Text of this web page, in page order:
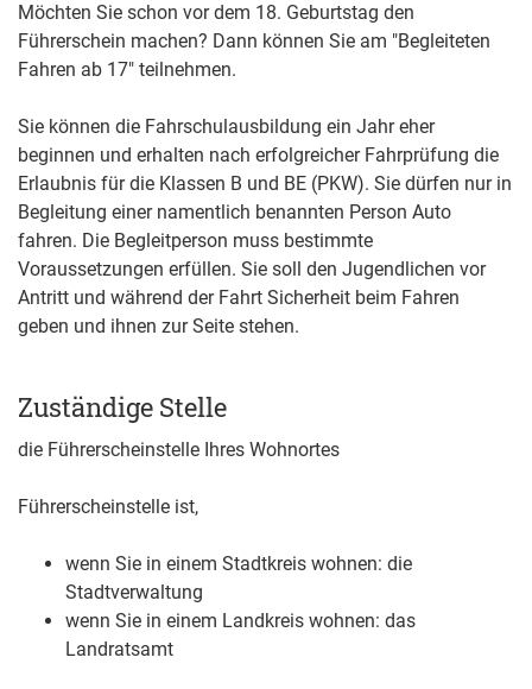
Möchten Sie schon vor dem 18. Geburtstag den
Führerschein machen? Dann können Sie am "Begleiteten
Fahren ab 17" teilnehmen.
Sie können die Fahrschulausbildung ein Jahr eher
beginnen und erhalten nach erfolgreicher Fahrprüfung die
Erlaubnis für die Klassen B und BE (PKW). Sie dürfen nur in
Begleitung einer namentlich benannten Person Auto
fahren. Die Begleitperson muss bestimmte
Voraussetzungen erfüllen. Sie soll den Jugendlichen vor
Antritt und während der Fahrt Sicherheit beim Fahren
geben und ihnen zur Seite stehen.
Zuständige Stelle
die Führerscheinstelle Ihres Wohnortes
Führerscheinstelle ist,
wenn Sie in einem Stadtkreis wohnen: die
Stadtverwaltung
wenn Sie in einem Landkreis wohnen: das
Landratsamt